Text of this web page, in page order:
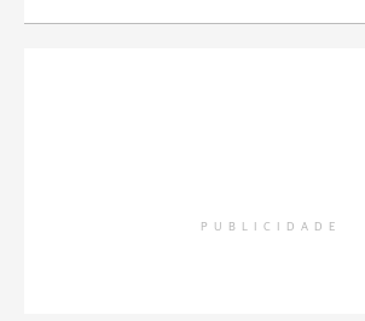
PUBLICIDADE